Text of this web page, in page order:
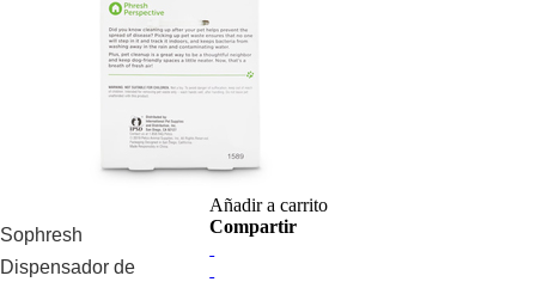
Sophresh
Dispensador de
Añadir a carrito
Compartir